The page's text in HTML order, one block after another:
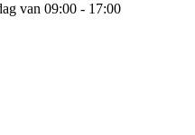
van 09:00 - 17:00